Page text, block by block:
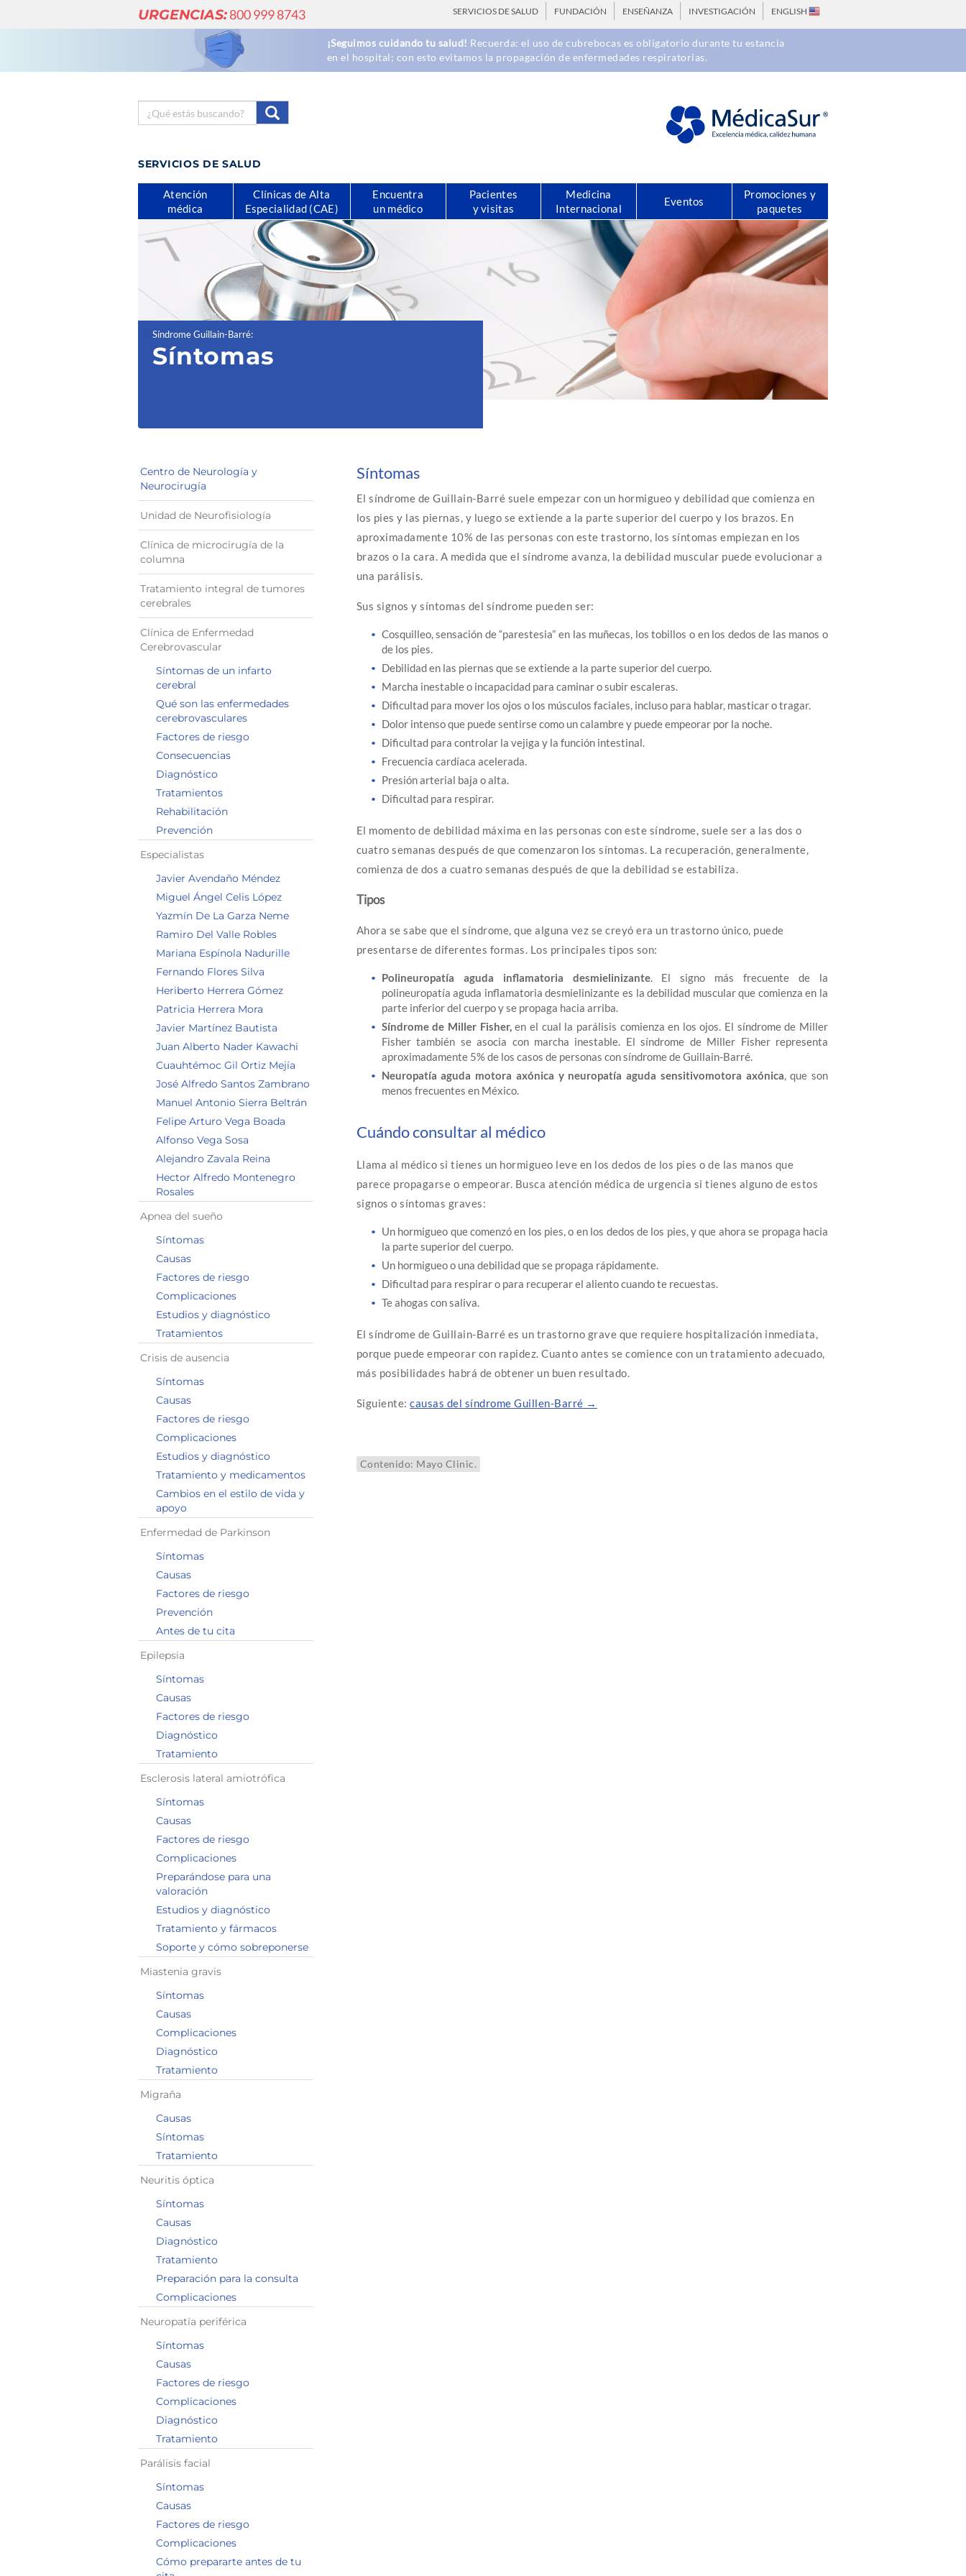
URGENCIAS:800 999 8743 SERVICIOS DE SALUD FUNDACIÓN ENSEÑANZA INVESTIGACIÓN ENGLISH
¡Seguimos cuidando tu salud! Recuerda: el uso de cubrebocas es obligatorio durante tu estancia
en el hospital; con esto evitamos la propagación de enfermedades respiratorias.
SERVICIOS DE SALUD
Atención
médica
Clínicas de Alta
Especialidad (CAE)
Encuentra
un médico
Pacientes
y visitas
Medicina
Internacional
Eventos
Promociones y
paquetes
Síndrome Guillain-Barré:
Síntomas
Síntomas
El síndrome de Guillain-Barré suele empezar con un hormigueo y debilidad que comienza en
los pies y las piernas, y luego se extiende a la parte superior del cuerpo y los brazos. En
aproximadamente 10% de las personas con este trastorno, los síntomas empiezan en los
brazos o la cara. A medida que el síndrome avanza, la debilidad muscular puede evolucionar a
una parálisis.
Sus signos y síntomas del síndrome pueden ser:
Cosquilleo, sensación de “parestesia” en las muñecas, los tobillos o en los dedos de las manos o
de los pies.
Debilidad en las piernas que se extiende a la parte superior del cuerpo.
Marcha inestable o incapacidad para caminar o subir escaleras.
Dificultad para mover los ojos o los músculos faciales, incluso para hablar, masticar o tragar.
Dolor intenso que puede sentirse como un calambre y puede empeorar por la noche.
Dificultad para controlar la vejiga y la función intestinal.
Frecuencia cardíaca acelerada.
Presión arterial baja o alta.
Dificultad para respirar.
El momento de debilidad máxima en las personas con este síndrome, suele ser a las dos o
cuatro semanas después de que comenzaron los síntomas. La recuperación, generalmente,
comienza de dos a cuatro semanas después de que la debilidad se estabiliza.
Tipos
Ahora se sabe que el síndrome, que alguna vez se creyó era un trastorno único, puede
presentarse de diferentes formas. Los principales tipos son:
Polineuropatía aguda inflamatoria desmielinizante. El signo más frecuente de la
polineuropatía aguda inflamatoria desmielinizante es la debilidad muscular que comienza en la
parte inferior del cuerpo y se propaga hacia arriba.
Síndrome de Miller Fisher,en el cual la parálisis comienza en los ojos. El síndrome de Miller
Fisher también se asocia con marcha inestable. El síndrome de Miller Fisher representa
aproximadamente 5% de los casos de personas con síndrome de Guillain-Barré.
Neuropatía aguda motora axónica y neuropatía aguda sensitivomotora axónica, que son
menos frecuentes en México.
Cuándo consultar al médico
Llama al médico si tienes un hormigueo leve en los dedos de los pies o de las manos que
parece propagarse o empeorar. Busca atención médica de urgencia si tienes alguno de estos
signos o síntomas graves:
Un hormigueo que comenzó en los pies, o en los dedos de los pies, y que ahora se propaga hacia
la parte superior del cuerpo.
Un hormigueo o una debilidad que se propaga rápidamente.
Dificultad para respirar o para recuperar el aliento cuando te recuestas.
Te ahogas con saliva.
El síndrome de Guillain-Barré es un trastorno grave que requiere hospitalización inmediata,
porque puede empeorar con rapidez. Cuanto antes se comience con un tratamiento adecuado,
más posibilidades habrá de obtener un buen resultado.
Siguiente:causas del síndrome Guillen-Barré →
Contenido: Mayo Clinic.
Centro de Neurología y
Neurocirugía
Unidad de Neurofisiología
Clínica de microcirugía de la
columna
Tratamiento integral de tumores
cerebrales
Clínica de Enfermedad
Cerebrovascular
Síntomas de un infarto
cerebral
Qué son las enfermedades
cerebrovasculares
Factores de riesgo
Consecuencias
Diagnóstico
Tratamientos
Rehabilitación
Prevención
Especialistas
Javier Avendaño Méndez
Miguel Ángel Celis López
Yazmín De La Garza Neme
Ramiro Del Valle Robles
Mariana Espínola Nadurille
Fernando Flores Silva
Heriberto Herrera Gómez
Patricia Herrera Mora
Javier Martínez Bautista
Juan Alberto Nader Kawachi
Cuauhtémoc Gil Ortiz Mejía
José Alfredo Santos Zambrano
Manuel Antonio Sierra Beltrán
Felipe Arturo Vega Boada
Alfonso Vega Sosa
Alejandro Zavala Reina
Hector Alfredo Montenegro
Rosales
Apnea del sueño
Síntomas
Causas
Factores de riesgo
Complicaciones
Estudios y diagnóstico
Tratamientos
Crisis de ausencia
Síntomas
Causas
Factores de riesgo
Complicaciones
Estudios y diagnóstico
Tratamiento y medicamentos
Cambios en el estilo de vida y
apoyo
Enfermedad de Parkinson
Síntomas
Causas
Factores de riesgo
Prevención
Antes de tu cita
Epilepsia
Síntomas
Causas
Factores de riesgo
Diagnóstico
Tratamiento
Esclerosis lateral amiotrófica
Síntomas
Causas
Factores de riesgo
Complicaciones
Preparándose para una
valoración
Estudios y diagnóstico
Tratamiento y fármacos
Soporte y cómo sobreponerse
Miastenia gravis
Síntomas
Causas
Complicaciones
Diagnóstico
Tratamiento
Migraña
Causas
Síntomas
Tratamiento
Neuritis óptica
Síntomas
Causas
Diagnóstico
Tratamiento
Preparación para la consulta
Complicaciones
Neuropatía periférica
Síntomas
Causas
Factores de riesgo
Complicaciones
Diagnóstico
Tratamiento
Parálisis facial
Síntomas
Causas
Factores de riesgo
Complicaciones
Cómo prepararte antes de tu